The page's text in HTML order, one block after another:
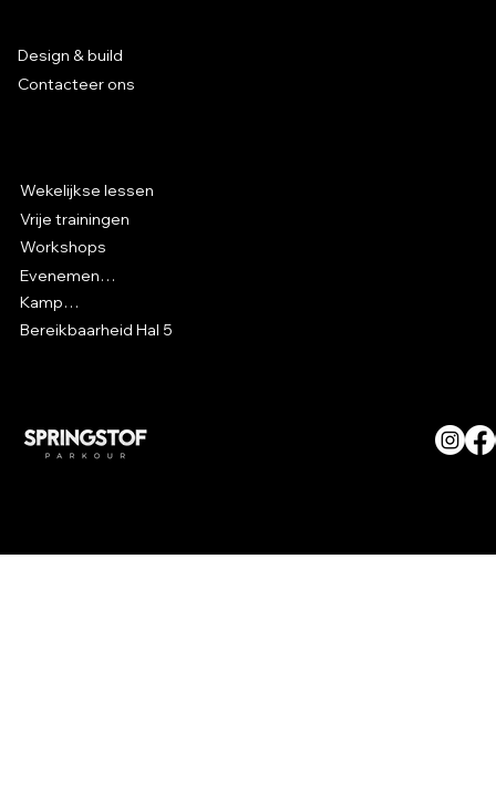
Wekelijkse lessen
Vrije trainingen
Workshops
Evenementen
Kampen
Bereikbaarheid Hal 5
Design & build
Contacteer ons